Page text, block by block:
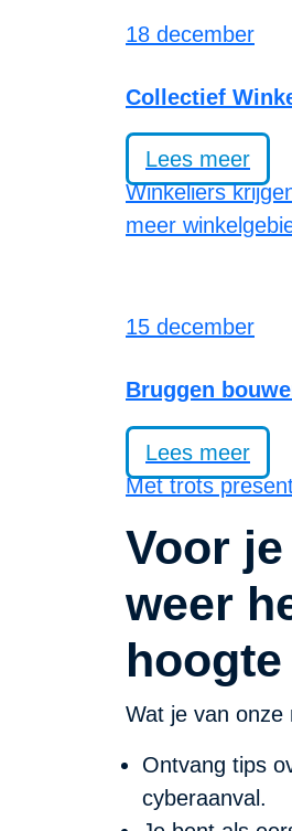
18 december
Collectief
Lees meer
Winkeliers
meer
15 december
Bruggen
Lees meer
Met trots
Voor
weer
hoogte
Wat je van onze
Ontvang tips
cyberaanval.